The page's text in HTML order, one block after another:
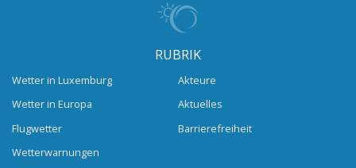
RUBRIK
Wetter in Luxemburg
Wetter in Europa
Flugwetter
Wetterwarnungen
Akteure
Aktuelles
Barrierefreiheit